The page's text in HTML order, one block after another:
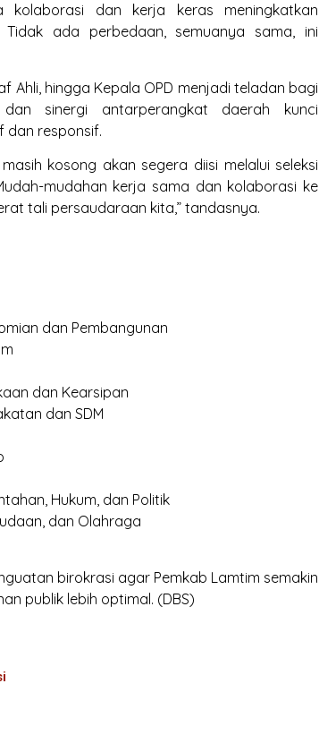
kolaborasi dan kerja keras meningkatkan
ada perbedaan, semuanya sama, ini
Ahli, hingga Kepala OPD menjadi teladan bagi
dan sinergi antarperangkat daerah kunci
dan responsif.
kosong akan segera diisi melalui seleksi
mudahan kerja sama dan kolaborasi ke
tali persaudaraan kita,” tandasnya.
dan Pembangunan
dan Kearsipan
dan SDM
Hukum, dan Politik
dan Olahraga
birokrasi agar Pemkab Lamtim semakin
publik lebih optimal. (DBS)